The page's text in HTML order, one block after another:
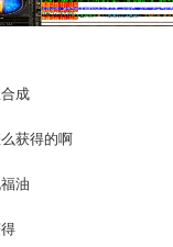
成
获得的啊
油